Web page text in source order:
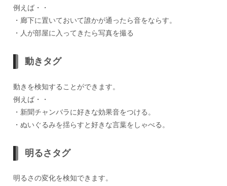
例えば・・
・廊下に置いておいて誰かが通ったら音をならす。
・人が部屋に入ってきたら写真を撮る
動きタグ
動きを検知することができます。
例えば・・
・新聞チャンバラに好きな効果音をつける。
・ぬいぐるみを揺らすと好きな言葉をしゃべる。
明るさタグ
明るさの変化を検知できます。